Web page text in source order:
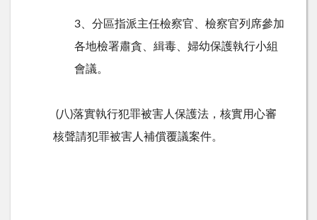
3、分區指派主任檢察官、檢察官列席參加
各地檢署肅貪、緝毒、婦幼保護執行小組
會議。
(八)落實執行犯罪被害人保護法，核實用心審
核聲請犯罪被害人補償覆議案件。